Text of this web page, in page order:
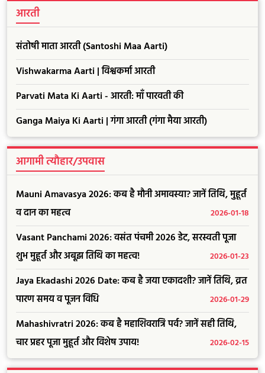
आरती
संतोषी माता आरती (Santoshi Maa Aarti)
Vishwakarma Aarti | विश्वकर्मा आरती
Parvati Mata Ki Aarti - आरती: माँ पारवती की
Ganga Maiya Ki Aarti | गंगा आरती (गंगा मैया आरती)
आगामी त्यौहार/उपवास
Mauni Amavasya 2026: कब है मौनी अमावस्या? जानें तिथि, मुहूर्त
व दान का महत्व
2026-01-18
Vasant Panchami 2026: वसंत पंचमी 2026 डेट, सरस्वती पूजा
शुभ मुहूर्त और अबूझ तिथि का महत्व!
2026-01-23
Jaya Ekadashi 2026 Date: कब है जया एकादशी? जानें तिथि, व्रत
पारण समय व पूजन विधि
2026-01-29
Mahashivratri 2026: कब है महाशिवरात्रि पर्व? जानें सही तिथि,
चार प्रहर पूजा मुहूर्त और विशेष उपाय!
2026-02-15